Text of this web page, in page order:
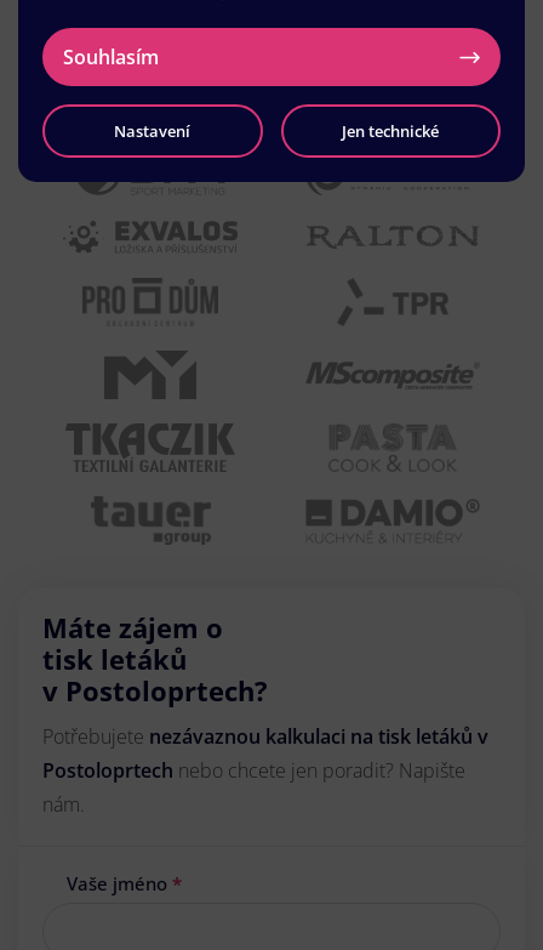
Máte zájem o
tisk letáků
v Postoloprtech?
Potřebujete nezávaznou kalkulaci na tisk letáků v
Postoloprtech nebo chcete jen poradit? Napište
nám.
Vaše jméno *
Souhlasím
Nastavení Jen technické